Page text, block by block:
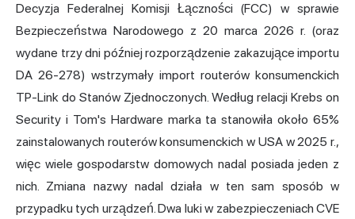
Decyzja Federalnej Komisji Łączności (FCC) w sprawie
Bezpieczeństwa Narodowego z 20 marca 2026 r. (oraz
wydane trzy dni później rozporządzenie zakazujące importu
DA 26-278) wstrzymały import routerów konsumenckich
TP-Link do Stanów Zjednoczonych. Według relacji Krebs on
Security i Tom's Hardware marka ta stanowiła około 65%
zainstalowanych routerów konsumenckich w USA w 2025 r.,
więc wiele gospodarstw domowych nadal posiada jeden z
nich. Zmiana nazwy nadal działa w ten sam sposób w
przypadku tych urządzeń. Dwa luki w zabezpieczeniach CVE